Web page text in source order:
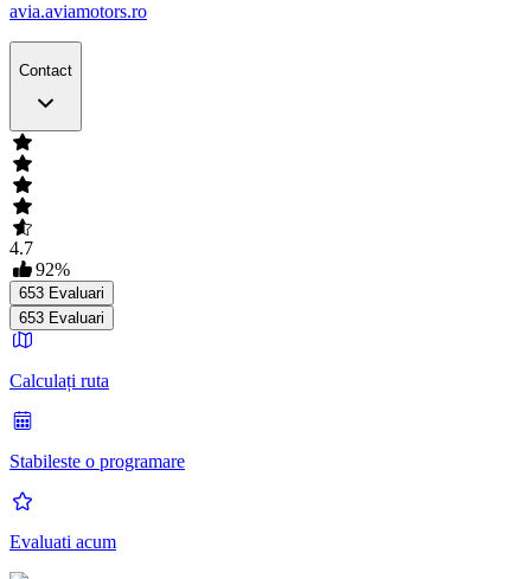
avia.aviamotors.ro
Contact
4.7
92%
653 Evaluari
653 Evaluari
Calculați ruta
Stabileste o programare
Evaluati acum